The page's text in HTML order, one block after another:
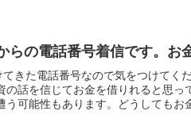
らの電話番号着信です。お
きた電話番号なので気をつけてく
の話を信じてお金を借りれると思っ
う可能性もあります。どうしてもお